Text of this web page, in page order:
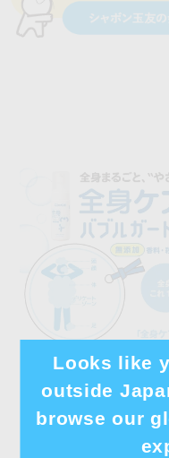
Looks like
outside
browse our